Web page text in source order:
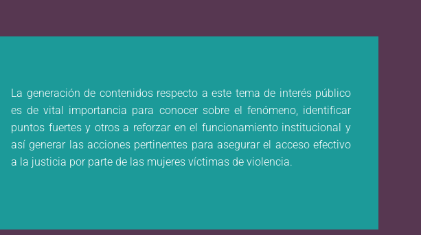
La generación de contenidos respecto a este tema de interés público
es de vital importancia para conocer sobre el fenómeno, identificar
puntos fuertes y otros a reforzar en el funcionamiento institucional y
así generar las acciones pertinentes para asegurar el acceso efectivo
a la justicia por parte de las mujeres víctimas de violencia.